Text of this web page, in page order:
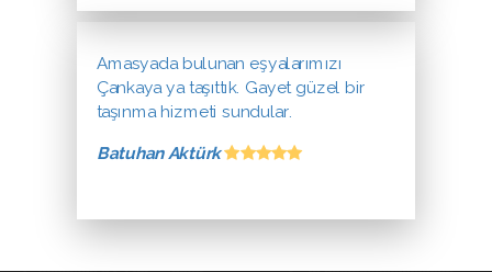
Amasyada bulunan eşyalarımızı
Çankaya ya taşıttık. Gayet güzel bir
taşınma hizmeti sundular.
Batuhan Aktürk